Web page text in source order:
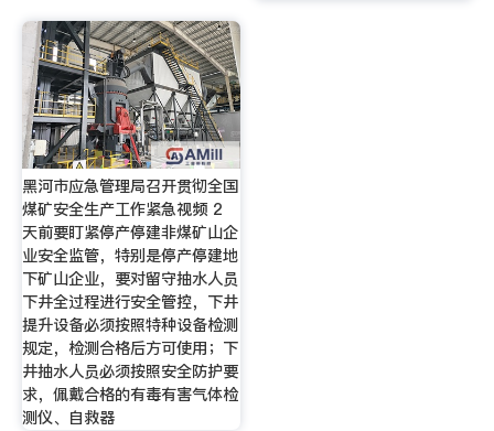
黑河市应急管理局召开贯彻全国
煤矿安全生产工作紧急视频 2
天前要盯紧停产停建非煤矿山企
业安全监管，特别是停产停建地
下矿山企业，要对留守抽水人员
下井全过程进行安全管控，下井
提升设备必须按照特种设备检测
规定，检测合格后方可使用；下
井抽水人员必须按照安全防护要
求，佩戴合格的有毒有害气体检
测仪、自救器